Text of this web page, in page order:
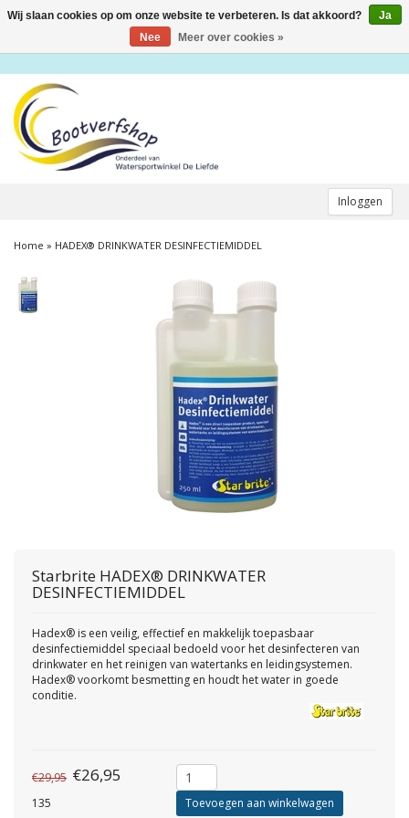
Inloggen
Toggle
Home » HADEX® DRINKWATER DESINFECTIEMIDDEL
Starbrite HADEX® DRINKWATER
DESINFECTIEMIDDEL
Hadex® is een veilig, effectief en makkelijk toepasbaar
desinfectiemiddel speciaal bedoeld voor het desinfecteren van
drinkwater en het reinigen van watertanks en leidingsystemen.
Hadex® voorkomt besmetting en houdt het water in goede
conditie.
€29,95 €26,95
135 Toevoegen aan winkelwagen
Wij slaan cookies op om onze website te verbeteren. Is dat akkoord?
Ja
Nee
Meer over cookies »